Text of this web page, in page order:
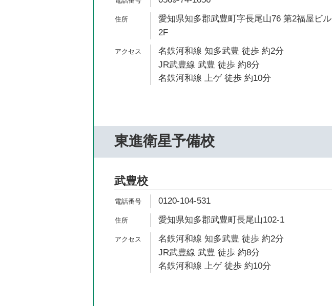
愛知県知多郡武豊町字長尾山76 第2福屋ビル
2F
名鉄河和線 知多武豊 徒歩 約2分
JR武豊線 武豊 徒歩 約8分
名鉄河和線 上ゲ 徒歩 約10分
東進衛星予備校
武豊校
0120-104-531
愛知県知多郡武豊町長尾山102-1
名鉄河和線 知多武豊 徒歩 約2分
JR武豊線 武豊 徒歩 約8分
名鉄河和線 上ゲ 徒歩 約10分